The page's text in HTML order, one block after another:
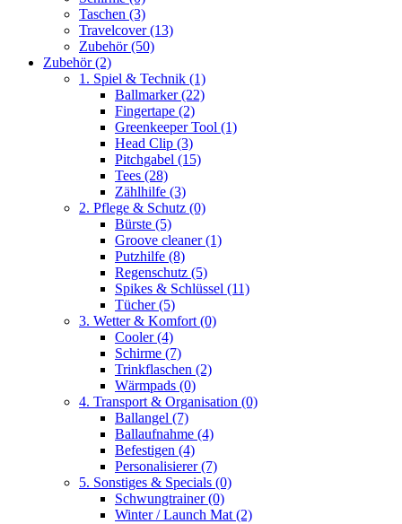
Taschen (3)
Travelcover(13)
Zubehör(50)
Zubehör(2)
1. Spiel & Technik (1)
Ballmarker(22)
Fingertape (2)
Greenkeeper Tool (1)
Head Clip (3)
Pitchgabel (15)
Tees (28)
Zählhilfe (3)
2. Pflege & Schutz (0)
Bürste (5)
Groove cleaner(1)
Putzhilfe (8)
Regenschutz (5)
Spikes & Schlüssel (11)
Tücher(5)
3. Wetter & Komfort (0)
Cooler(4)
Schirme (7)
Trinkflaschen (2)
Wärmpads (0)
4. Transport & Organisation (0)
Ballangel (7)
Ballaufnahme (4)
Befestigen (4)
Personalisierer(7)
5. Sonstiges & Specials (0)
Schwungtrainer(0)
Winter / Launch Mat (2)